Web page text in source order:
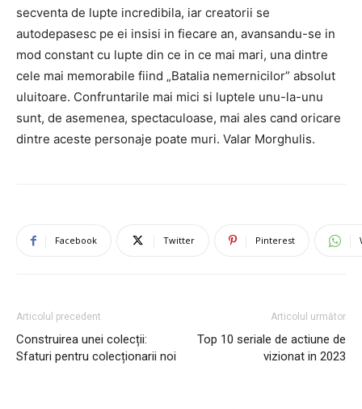
secventa de lupte incredibila, iar creatorii se
autodepasesc pe ei insisi in fiecare an, avansandu-se in
mod constant cu lupte din ce in ce mai mari, una dintre
cele mai memorabile fiind „Batalia nemernicilor” absolut
uluitoare. Confruntarile mai mici si luptele unu-la-unu
sunt, de asemenea, spectaculoase, mai ales cand oricare
dintre aceste personaje poate muri. Valar Morghulis.
Facebook Twitter Pinterest
Articolul precedent
Construirea unei colecții:
Sfaturi pentru colecționarii noi
Articolul următor
Top 10 seriale de actiune de
vizionat in 2023